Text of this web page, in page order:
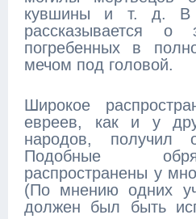
кувшины и т. д. В
рассказывается о
погребенных в
мечом под головой.
Широкое
евреев, как и у
народов, получил
Подобные
распространены у
(По мнению одних
должен был быть